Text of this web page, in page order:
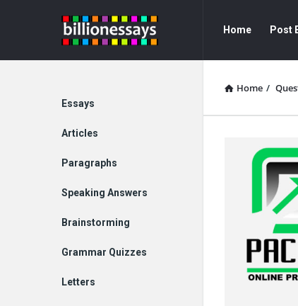
Billion
Essays
Essays
Home Post
Home /
Explore
Essays
Articles
Paragraphs
Speaking Answers
Brainstorming
Grammar Quizzes
Letters